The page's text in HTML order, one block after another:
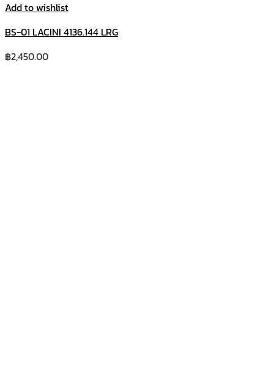
Add to wishlist
BS-01 LACINI 4136.144 LRG
฿2,450.00